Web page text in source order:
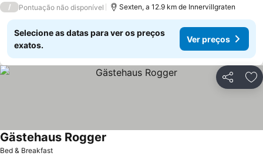
/ Pontuação não disponível Sexten, a 12.9 km de Innervillgraten
Selecione as datas para ver os preços
exatos.
Ver preços
Partilhar
Bed & Breakfast
Gästehaus Rogger